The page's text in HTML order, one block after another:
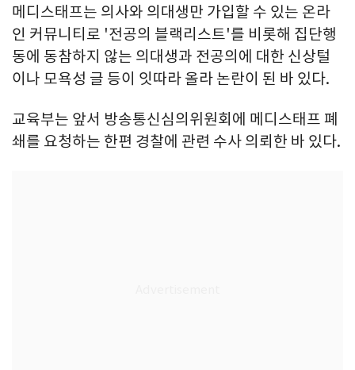
메디스태프는 의사와 의대생만 가입할 수 있는 온라
인 커뮤니티로 '전공의 블랙리스트'를 비롯해 집단행
동에 동참하지 않는 의대생과 전공의에 대한 신상털
이나 모욕성 글 등이 잇따라 올라 논란이 된 바 있다.
교육부는 앞서 방송통신심의위원회에 메디스태프 폐
쇄를 요청하는 한편 경찰에 관련 수사 의뢰한 바 있다.